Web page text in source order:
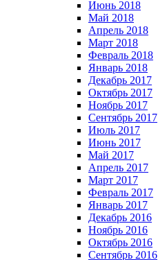
Июнь 2018
Май 2018
Апрель 2018
Март 2018
Февраль 2018
Январь 2018
Декабрь 2017
Октябрь 2017
Ноябрь 2017
Сентябрь 2017
Июль 2017
Июнь 2017
Май 2017
Апрель 2017
Март 2017
Февраль 2017
Январь 2017
Декабрь 2016
Ноябрь 2016
Октябрь 2016
Сентябрь 2016